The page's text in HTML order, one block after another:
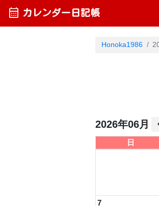
calendar_month カレンダー日記帳
Honoka1986
2026年06月
日
7